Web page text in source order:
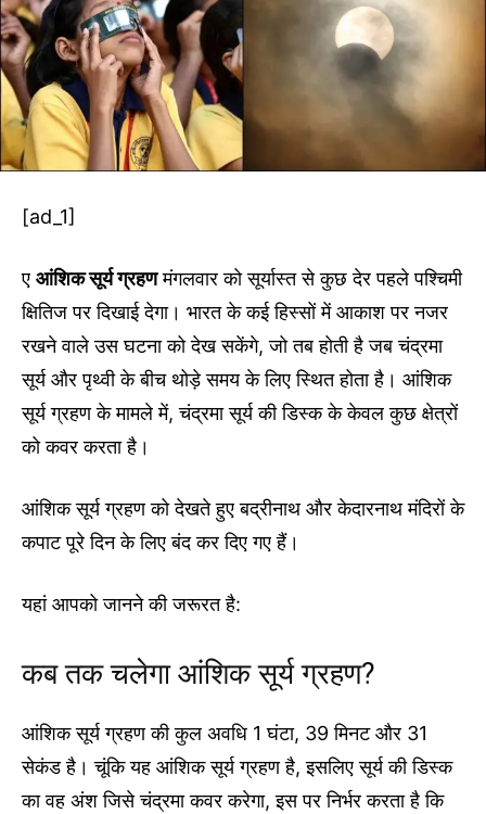
[ad_1]
ए आंशिक सूर्य ग्रहणमंगलवार को सूर्यास्त से कुछ देर पहले पश्चिमी
क्षितिज पर दिखाई देगा। भारत के कई हिस्सों में आकाश पर नजर
रखने वाले उस घटना को देख सकेंगे, जो तब होती है जब चंद्रमा
सूर्य और पृथ्वी के बीच थोड़े समय के लिए स्थित होता है। आंशिक
सूर्य ग्रहण के मामले में, चंद्रमा सूर्य की डिस्क के केवल कुछ क्षेत्रों
को कवर करता है।
आंशिक सूर्य ग्रहण को देखते हुए बद्रीनाथ और केदारनाथ मंदिरों के
कपाट पूरे दिन के लिए बंद कर दिए गए हैं।
यहां आपको जानने की जरूरत है:
कब तक चलेगा आंशिक सूर्य ग्रहण?
आंशिक सूर्य ग्रहण की कुल अवधि 1 घंटा, 39 मिनट और 31
सेकंड है। चूंकि यह आंशिक सूर्य ग्रहण है, इसलिए सूर्य की डिस्क
का वह अंश जिसे चंद्रमा कवर करेगा, इस पर निर्भर करता है कि